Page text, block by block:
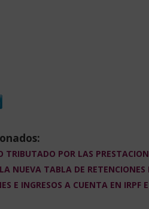
TRIBUTADO POR LAS
NUEVA TABLA DE RETENCIONES
E INGRESOS A CUENTA EN IRPF